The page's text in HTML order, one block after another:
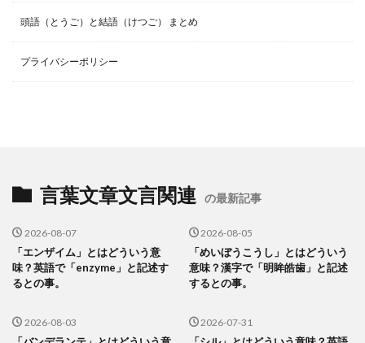
頭語（とうご）と結語（けつご） まとめ
プライバシーポリシー
言葉文章文言関連 の最新記事
2026-08-07
「エンザイム」とはどういう意
味？英語で「enzyme」と記述す
るとの事。
2026-08-05
「めいぼうこうし」とはどういう
意味？漢字で「明眸皓歯」と記述
するとの事。
2026-08-03 2026-07-31